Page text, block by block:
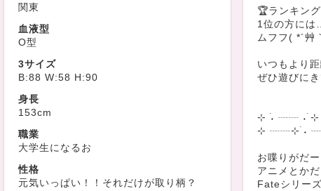
関東
血液型
O型
3サイズ
B:88 W:58 H:90
身長
153cm
職業
大学生になるお
性格
元気いっぱい！！それだけが取り柄？
🏆ランキン
1位の方に
ムフフ( *´艸
いつもより
ぜひ遊びに
࣪˖ ┈┈ ˖
࣪˖ ┈┈˖ ࣪⊹
お喋りがだー
アニメとかだ
Fateシリー